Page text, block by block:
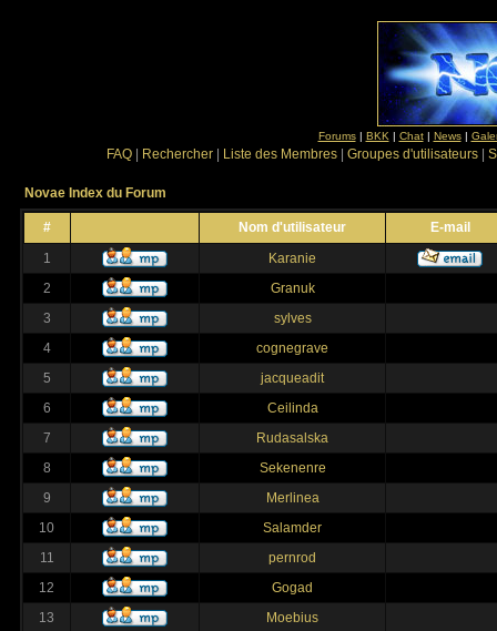
Forums| BKK | Chat| News|
FAQ Rechercher Liste des Membres Groupes d'utilisateurs
Novae Index du Forum
# Nom d'utilisateur
E-mail
1
Karanie
2
Granuk
3
sylves
4
cognegrave
5
jacqueadit
6
Ceilinda
7
Rudasalska
8
Sekenenre
9
Merlinea
10
Salamder
11
pernrod
12
Gogad
13
Moebius